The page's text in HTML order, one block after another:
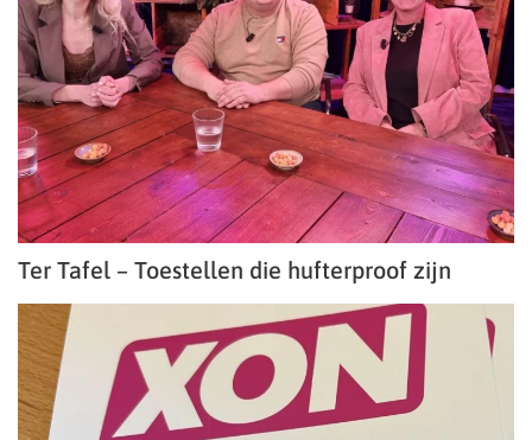
Ter Tafel – Toestellen die hufterproof zijn